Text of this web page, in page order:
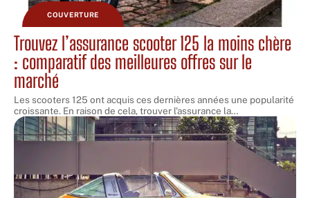
COUVERTURE
Trouvez l’assurance scooter 125 la moins chère
: comparatif des meilleures offres sur le
marché
Les scooters 125 ont acquis ces dernières années une popularité
croissante. En raison de cela, trouver l'assurance la…